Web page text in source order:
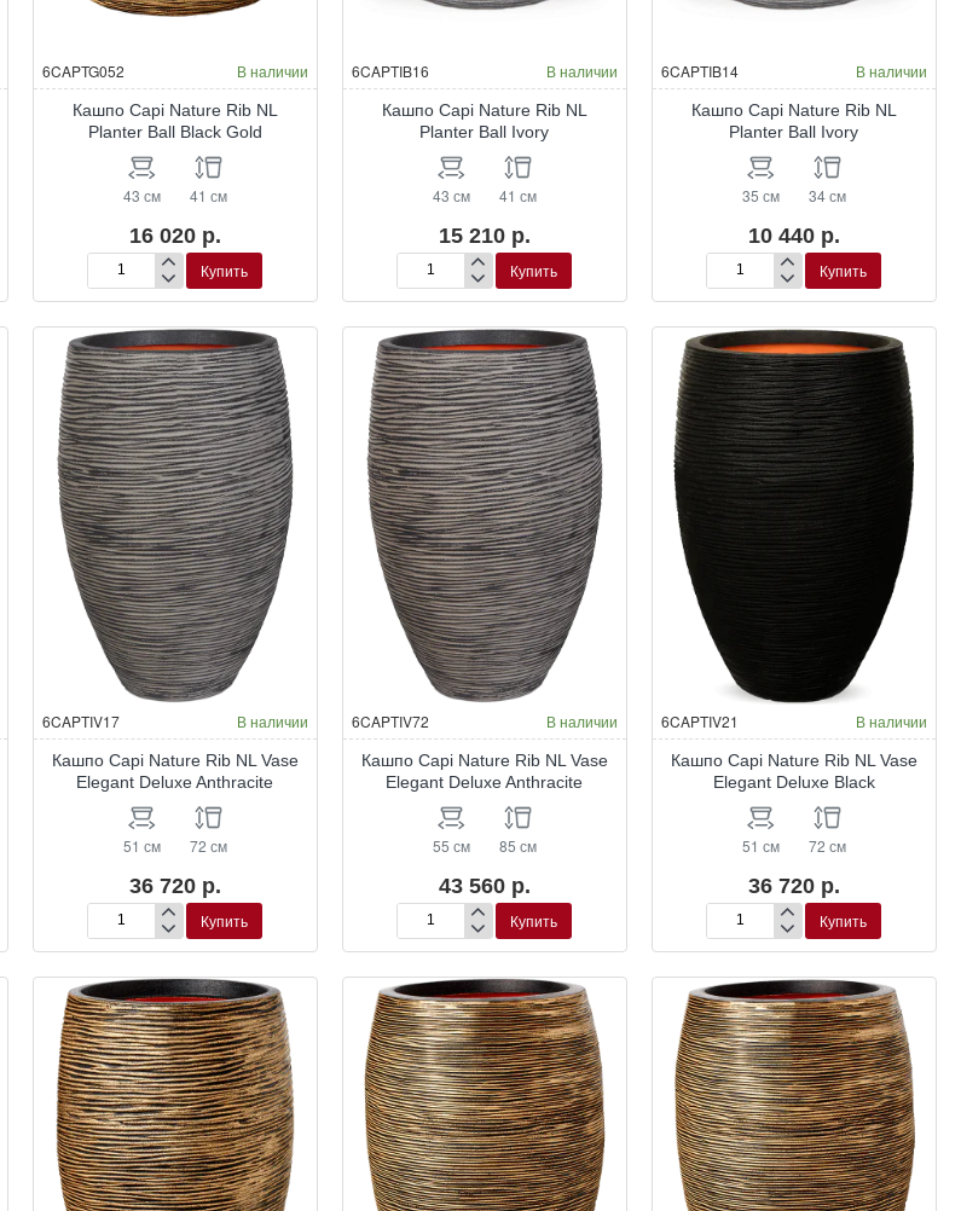
6CAPTG052 В наличии
Кашпо Capi Nature Rib NL
Planter Ball Black Gold
43 см 41 см
16 020 р.
Кашпо
Capi
Nature
Rib
NL
Planter
Ball
Black
Gold
Купить
6CAPTIB16 В наличии
Кашпо Capi Nature Rib NL
Planter Ball Ivory
43 см 41 см
15 210 р.
Кашпо
Capi
Nature
Rib
NL
Planter
Ball
Ivory
Купить
6CAPTIB14 В наличии
Кашпо Capi Nature Rib NL
Planter Ball Ivory
35 см 34 см
10 440 р.
Кашпо
Capi
Nature
Rib
NL
Planter
Ball
Ivory
Купить
6CAPTIV17 В наличии
Кашпо Capi Nature Rib NL Vase
Elegant Deluxe Anthracite
51 см 72 см
36 720 р.
Кашпо
Capi
Nature
Rib
NL
Vase
Elegant
Deluxe
Anthracite
Купить
6CAPTIV72 В наличии
Кашпо Capi Nature Rib NL Vase
Elegant Deluxe Anthracite
55 см 85 см
43 560 р.
Кашпо
Capi
Nature
Rib
NL
Vase
Elegant
Deluxe
Anthracite
Купить
6CAPTIV21 В наличии
Кашпо Capi Nature Rib NL Vase
Elegant Deluxe Black
51 см 72 см
36 720 р.
Кашпо
Capi
Nature
Rib
NL
Vase
Elegant
Deluxe
Black
Купить